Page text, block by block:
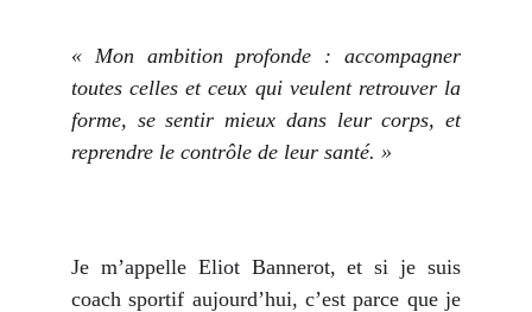
Je m’appelle Eliot Bannerot, et si je suis
coach sportif aujourd’hui, c’est parce que je
« Mon ambition profonde : accompagner
toutes celles et ceux qui veulent retrouver la
forme, se sentir mieux dans leur corps, et
reprendre le contrôle de leur santé. »